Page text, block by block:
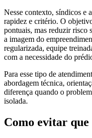
Nesse contexto, síndicos e
rapidez e critério. O
pontuais, mas reduzir risco
a imagem do
regularizada, equipe
com a necessidade do
Para esse tipo de
abordagem técnica,
diferença quando o
isolada.
Como evitar